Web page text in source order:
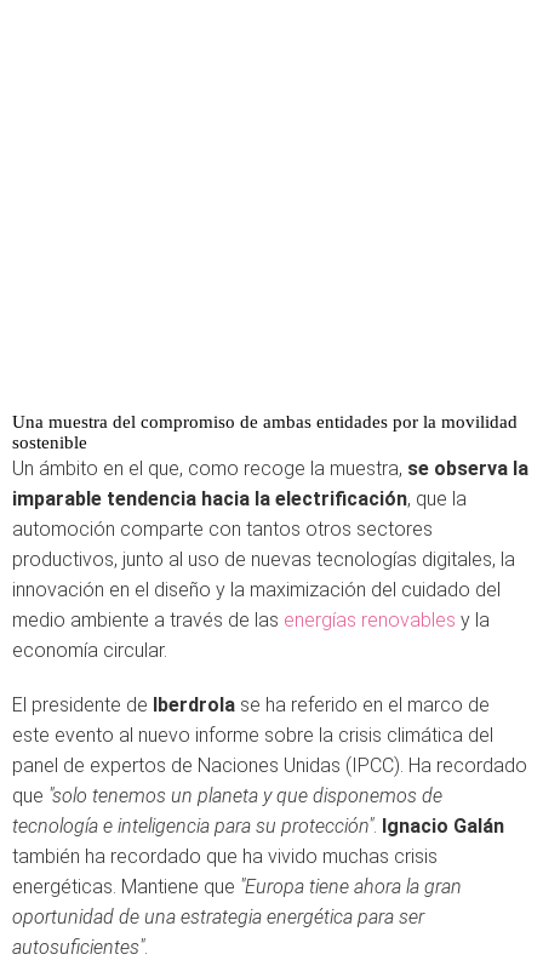
Una muestra del compromiso de ambas entidades por la movilidad
sostenible
Un ámbito en el que, como recoge la muestra, se observa la
imparable tendencia hacia la electrificación, que la
automoción comparte con tantos otros sectores
productivos, junto al uso de nuevas tecnologías digitales, la
innovación en el diseño y la maximización del cuidado del
medio ambiente a través de las energías renovables y la
economía circular.
El presidente de Iberdrola se ha referido en el marco de
este evento al nuevo informe sobre la crisis climática del
panel de expertos de Naciones Unidas (IPCC). Ha recordado
que "solo tenemos un planeta y que disponemos de
tecnología e inteligencia para su protección". Ignacio Galán
también ha recordado que ha vivido muchas crisis
energéticas. Mantiene que "Europa tiene ahora la gran
oportunidad de una estrategia energética para ser
autosuficientes".